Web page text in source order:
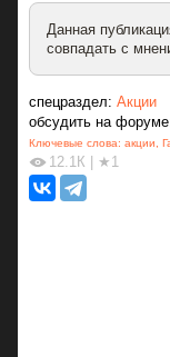
Данная
совпадать с
спецраздел: Акции
обсудить на
Ключевые слова: акции
12.1К
★1